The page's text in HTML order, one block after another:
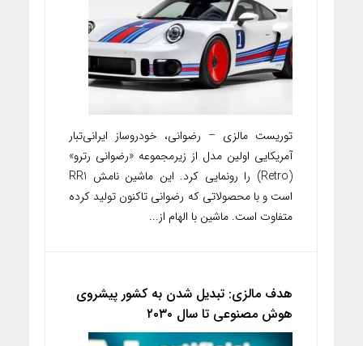
توریست مالزی – رضوانی، خودروساز ایرانی‌تبار
آمریکایی اولین مدل از زیرمجموعه «رضوانی رترو»
(Retro) را رونمایی کرد. این ماشین نامش RR1
است و با محصولاتی که رضوانی تاکنون تولید کرده
متفاوت است. ماشین با الهام از...
هدف مالزی: تبدیل شدن به کشور پیشروی
هوش مصنوعی تا سال ۲۰۳۰